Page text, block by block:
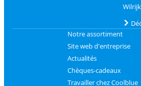
Wilrijk
Notre assortiment
Site web d'entreprise
Actualités
Chèques-cadeaux
Travailler chez Coolblue